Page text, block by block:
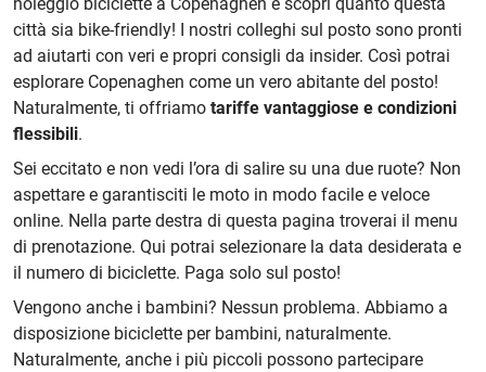
città sia bike-friendly! I nostri colleghi sul posto sono pronti
ad aiutarti con veri e propri consigli da insider. Così potrai
esplorare Copenaghen come un vero abitante del posto!
Naturalmente, ti offriamo tariffe vantaggiose e condizioni
flessibili.
Sei eccitato e non vedi l’ora di salire su una due ruote? Non
aspettare e garantisciti le moto in modo facile e veloce
online. Nella parte destra di questa pagina troverai il menu
di prenotazione. Qui potrai selezionare la data desiderata e
il numero di biciclette. Paga solo sul posto!
Vengono anche i bambini? Nessun problema. Abbiamo a
disposizione biciclette per bambini, naturalmente.
Naturalmente, anche i più piccoli possono partecipare